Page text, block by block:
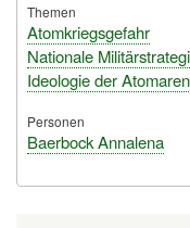
Themen
Atomkriegsgefahr
Nationale
Ideologie der
Personen
Baerbock Annalena